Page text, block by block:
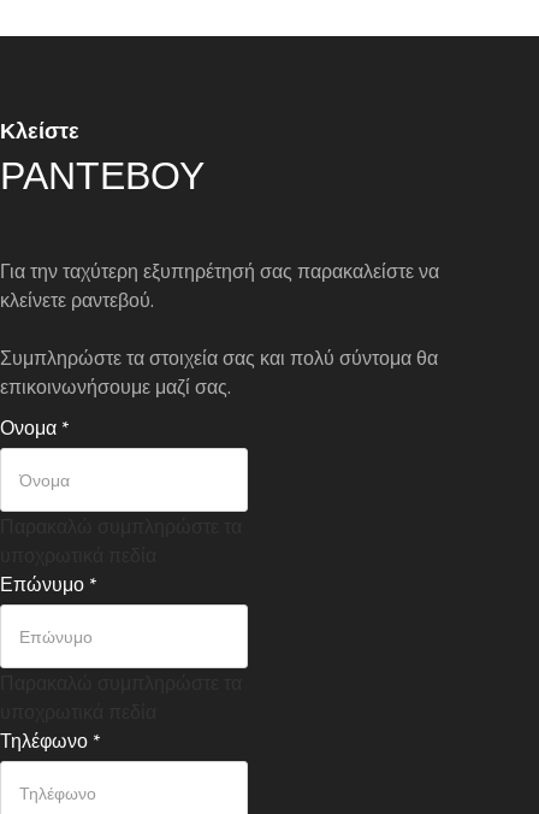
Κλείστε
ΡΑΝΤΕΒΟΥ
Για την ταχύτερη εξυπηρέτησή σας παρακαλείστε να
κλείνετε ραντεβού.
Συμπληρώστε τα στοιχεία σας και πολύ σύντομα θα
επικοινωνήσουμε μαζί σας.
Ονομα *
Επώνυμο *
Τηλέφωνο *